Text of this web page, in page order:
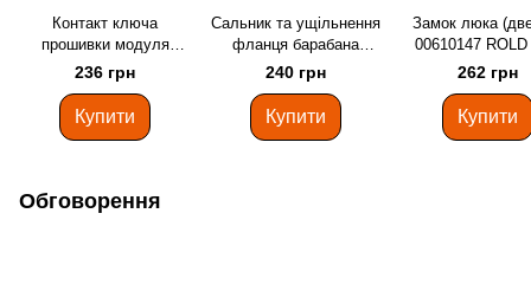
Контакт ключа
прошивки модуля
пральної машини
ARISTON C00114723
236 грн
Купити
Сальник та ущільнення
фланця барабана
пральної машини
Bosch
240 грн
Купити
Замок люка
00610147
пральної
Bosch
262 грн
Купити
Обговорення